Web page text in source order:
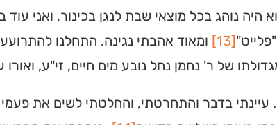
נוהג בכל מוצאי שבת לנגן בכינור, ואני עוד
[13]
ומאוד אהבתי נגינה. התחלנו
של ר' נחמן נחל נובע מים חיים, זי"ע, ואורו
עיינתי בדבר והתחרטתי, והחלטתי לשים את